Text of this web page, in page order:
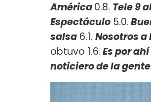
América0.8. Tele 9
Espectáculo 5.0.
salsa 6.1. Nosotros
obtuvo 1.6.Es por ahí
noticiero de la gente